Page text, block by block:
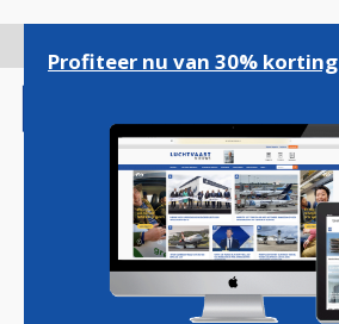
gaan
Magazine Podcasts
Profiteer nu van 30% korting